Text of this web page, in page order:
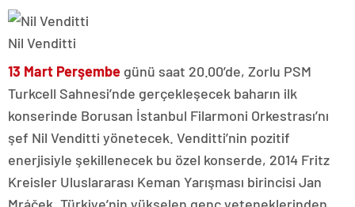
Nil Venditti
13 Mart Perşembe günü saat 20.00’de, Zorlu PSM
Turkcell Sahnesi’nde gerçekleşecek baharın ilk
konserinde Borusan İstanbul Filarmoni Orkestrası’nı
şef Nil Venditti yönetecek. Venditti’nin pozitif
enerjisiyle şekillenecek bu özel konserde, 2014 Fritz
Kreisler Uluslararası Keman Yarışması birincisi Jan
Mráček, Türkiye’nin yükselen genç yeteneklerinden